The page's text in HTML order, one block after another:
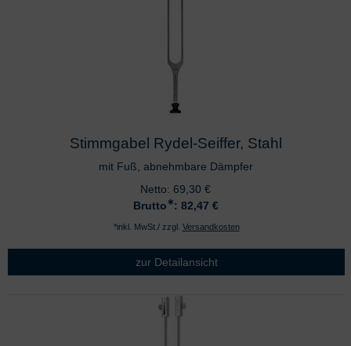
Stimmgabel Rydel-Seiffer, Stahl
mit Fuß, abnehmbare Dämpfer
Netto: 69,30 €
Brutto∗: 82,47 €
*inkl. MwSt./ zzgl. Versandkosten
zur Detailansicht